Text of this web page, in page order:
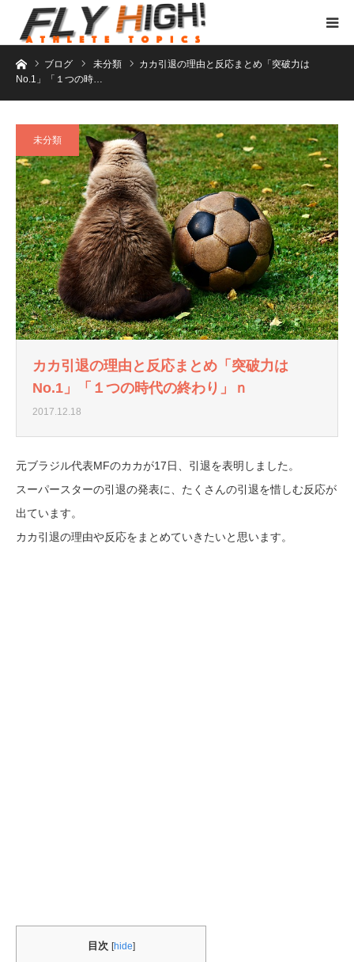
ホームブログ 未分類
カカ引退の理由と反応まとめ「突破力は
No.1」「１つの時…
未分類
カカ引退の理由と反応まとめ「突破力は
No.1」「１つの時代の終わり」ｎ
2017.12.18
元ブラジル代表MFのカカが17日、引退を表明しました。
スーパースターの引退の発表に、たくさんの引退を惜しむ反応が
出ています。
カカ引退の理由や反応をまとめていきたいと思います。
目次 [hide]